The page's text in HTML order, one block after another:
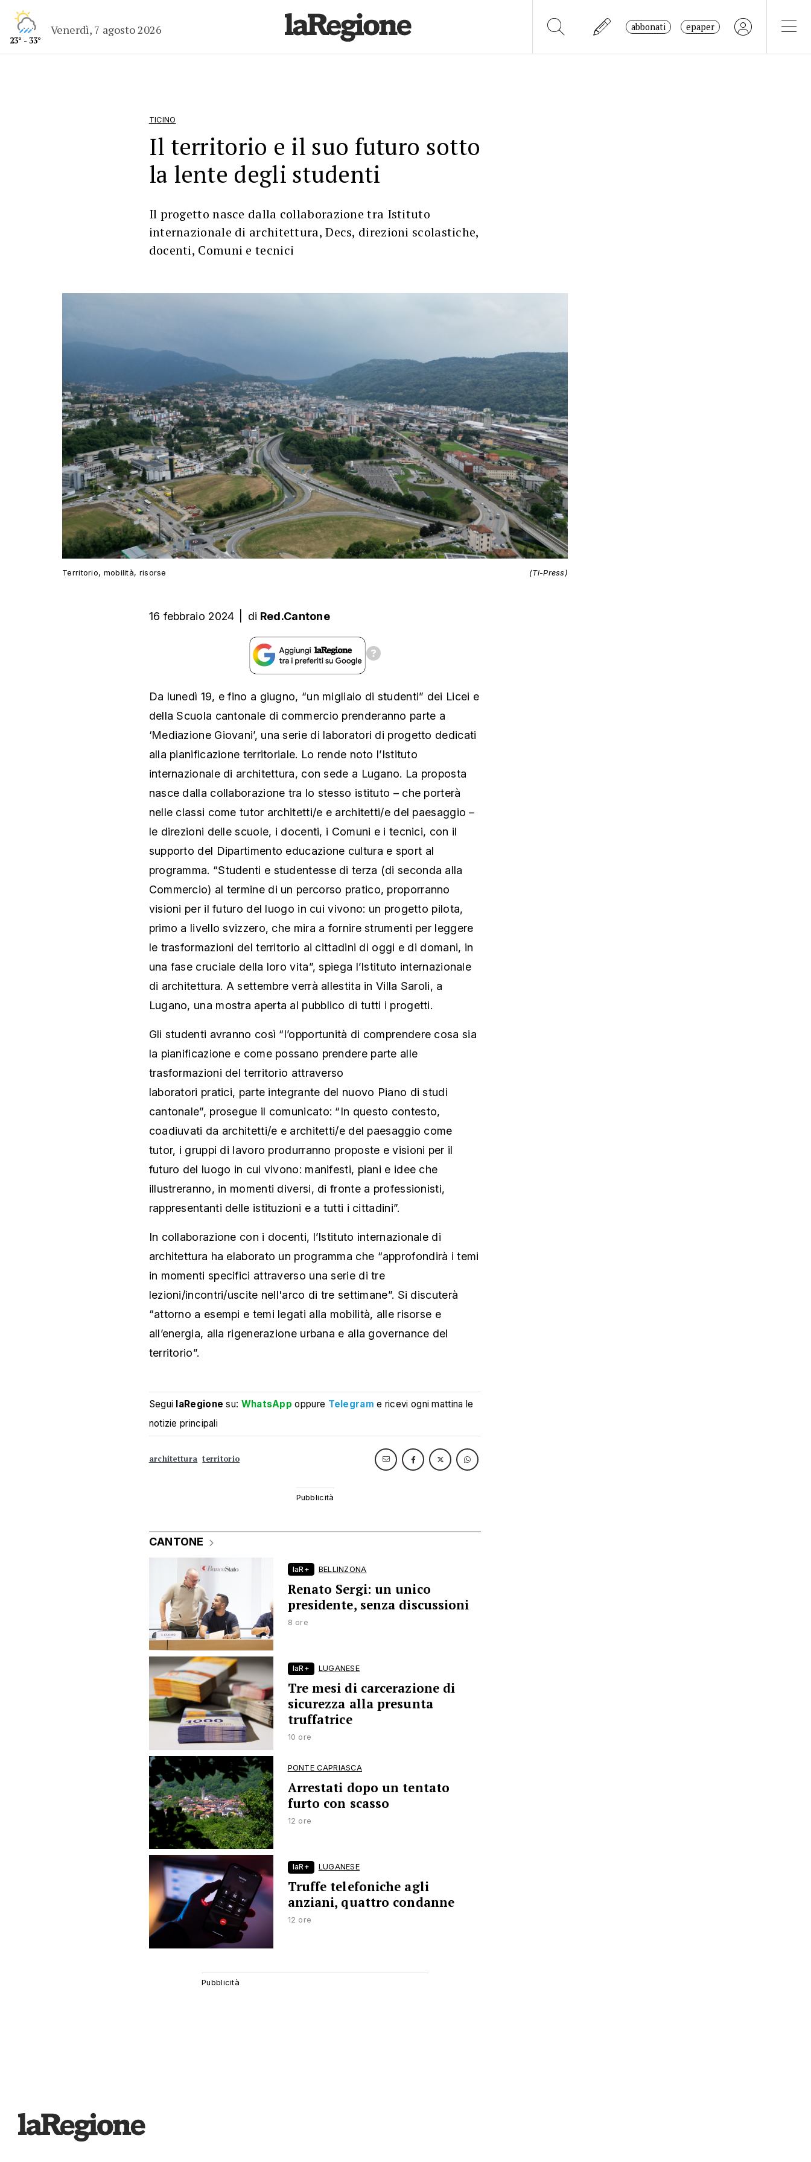
23° - 33°
Venerdì, 7 agosto 2026 abbonati epaper
TICINO
Il territorio e il suo futuro sotto
la lente degli studenti
Il progetto nasce dalla collaborazione tra Istituto
internazionale di architettura, Decs, direzioni scolastiche,
docenti, Comuni e tecnici
Territorio, mobilità, risorse (Ti-Press)
16 febbraio 2024 di Red.Cantone
Da lunedì 19, e fino a giugno, “un migliaio di studenti” dei Licei e
della Scuola cantonale di commercio prenderanno parte a
‘Mediazione Giovani’, una serie di laboratori di progetto dedicati
alla pianificazione territoriale. Lo rende noto l’Istituto
internazionale di architettura, con sede a Lugano. La proposta
nasce dalla collaborazione tra lo stesso istituto – che porterà
nelle classi come tutor architetti/e e architetti/e del paesaggio –
le direzioni delle scuole, i docenti, i Comuni e i tecnici, con il
supporto del Dipartimento educazione cultura e sport al
programma. “Studenti e studentesse di terza (di seconda alla
Commercio) al termine di un percorso pratico, proporranno
visioni per il futuro del luogo in cui vivono: un progetto pilota,
primo a livello svizzero, che mira a fornire strumenti per leggere
le trasformazioni del territorio ai cittadini di oggi e di domani, in
una fase cruciale della loro vita”, spiega l’Istituto internazionale
di architettura. A settembre verrà allestita in Villa Saroli, a
Lugano, una mostra aperta al pubblico di tutti i progetti.
Gli studenti avranno così “l’opportunità di comprendere cosa sia
la pianificazione e come possano prendere parte alle
trasformazioni del territorio attraverso
laboratori pratici, parte integrante del nuovo Piano di studi
cantonale”, prosegue il comunicato: “In questo contesto,
coadiuvati da architetti/e e architetti/e del paesaggio come
tutor, i gruppi di lavoro produrranno proposte e visioni per il
futuro del luogo in cui vivono: manifesti, piani e idee che
illustreranno, in momenti diversi, di fronte a professionisti,
rappresentanti delle istituzioni e a tutti i cittadini”.
In collaborazione con i docenti, l’Istituto internazionale di
architettura ha elaborato un programma che “approfondirà i temi
in momenti specifici attraverso una serie di tre
lezioni/incontri/uscite nell'arco di tre settimane”. Si discuterà
“attorno a esempi e temi legati alla mobilità, alle risorse e
all’energia, alla rigenerazione urbana e alla governance del
territorio”.
Segui laRegione su: WhatsApp oppure Telegram e ricevi ogni mattina le
notizie principali
architettura territorio
CANTONE
laR+ BELLINZONA
Renato Sergi: un unico
presidente, senza discussioni
8 ore
laR+ LUGANESE
Tre mesi di carcerazione di
sicurezza alla presunta
truffatrice
10 ore
PONTE CAPRIASCA
Arrestati dopo un tentato
furto con scasso
12 ore
laR+ LUGANESE
Truffe telefoniche agli
anziani, quattro condanne
12 ore